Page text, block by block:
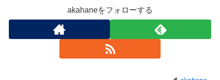
akahaneをフォローする